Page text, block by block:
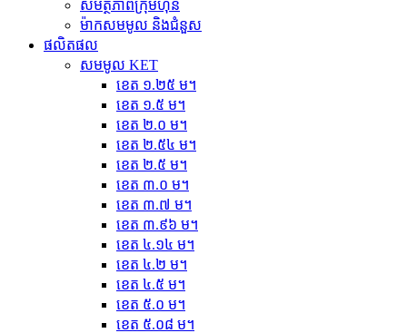
សមត្ថភាពក្រុមហ៊ុន
ម៉ាកសមមូល និងជំនួស
ផលិតផល
សមមូល KET
ខេត ១.២៥ ម។
ខេត ១.៥ ម។
ខេត ២.០ ម។
ខេត ២.៥៤ ម។
ខេត ២.៥ ម។
ខេត ៣.០ ម។
ខេត ៣.៧ ម។
ខេត ៣.៩៦ ម។
ខេត ៤.១៤ ម។
ខេត ៤.២ ម។
ខេត ៤.៥ ម។
ខេត ៥.០ ម។
ខេត ៥.០៨ ម។